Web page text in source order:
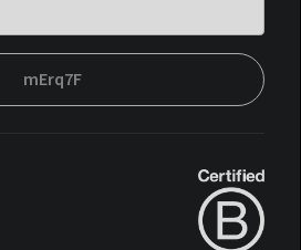
mErq7F